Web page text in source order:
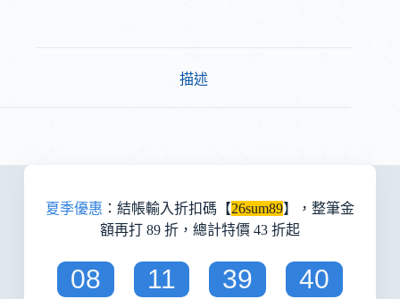
描述
夏季優惠 ：結帳輸入折扣碼【26sum89】，整筆金
額再打 89 折，總計特價 43 折起
08 11 39 40